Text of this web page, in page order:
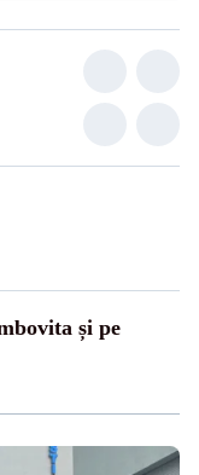
și pe